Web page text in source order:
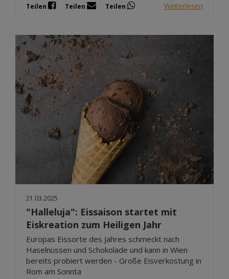
Teilen Teilen Teilen Weiterlesen
21.03.2025
"Halleluja": Eissaison startet mit
Eiskreation zum Heiligen Jahr
Europas Eissorte des Jahres schmeckt nach
Haselnüssen und Schokolade und kann in Wien
bereits probiert werden - Große Eisverkostung in
Rom am Sonnta